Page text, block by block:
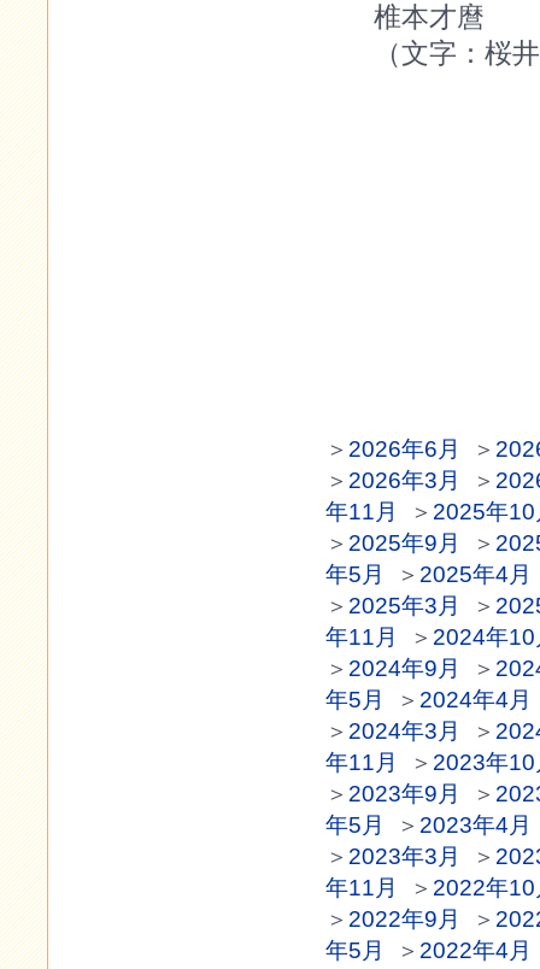
椎本才麿
（文字：桜
＞ 2026年6月 ＞
＞ 2026年3月 ＞
年11月
＞ 2025年10
＞ 2025年9月 ＞
年5月
＞ 2025年4月
＞ 2025年3月 ＞
年11月
＞ 2024年10
＞ 2024年9月 ＞
年5月
＞ 2024年4月
＞ 2024年3月 ＞
年11月
＞ 2023年10
＞ 2023年9月 ＞
年5月
＞ 2023年4月
＞ 2023年3月 ＞
年11月
＞ 2022年10
＞ 2022年9月 ＞
年5月
＞ 2022年4月